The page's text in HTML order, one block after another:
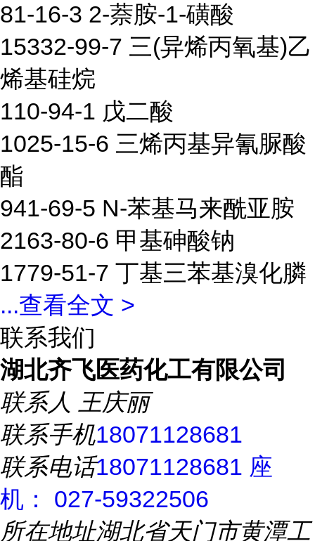
81-16-3 2-萘胺-1-磺酸
15332-99-7 三(异烯丙氧基)乙
烯基硅烷
110-94-1 戊二酸
1025-15-6 三烯丙基异氰脲酸
酯
941-69-5 N-苯基马来酰亚胺
2163-80-6 甲基砷酸钠
1779-51-7 丁基三苯基溴化膦
...查看全文 >
联系我们
湖北齐飞医药化工有限公司
联系人 王庆丽
联系手机18071128681
联系电话18071128681 座
机： 027-59322506
所在地址湖北省天门市黄潭工